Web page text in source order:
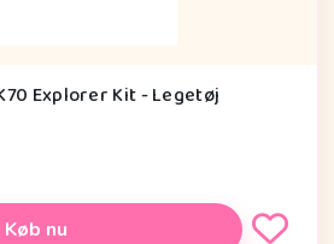
Explorer Kit - Legetøj
Køb nu